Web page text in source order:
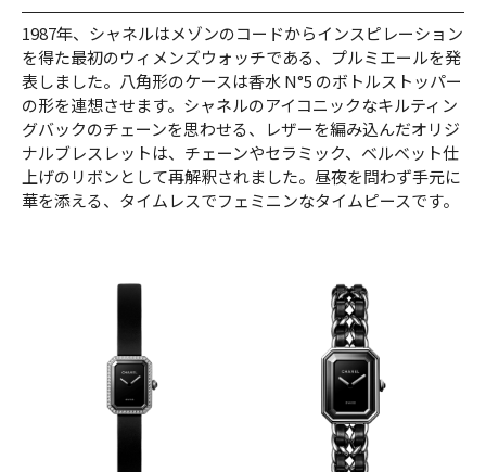
1987年、シャネルはメゾンのコードからインスピレーション
を得た最初のウィメンズウォッチである、プルミエールを発
表しました。八角形のケースは香水 N°5 のボトルストッパー
の形を連想させます。シャネルのアイコニックなキルティン
グバックのチェーンを思わせる、レザーを編み込んだオリジ
ナルブレスレットは、チェーンやセラミック、ベルベット仕
上げのリボンとして再解釈されました。昼夜を問わず手元に
華を添える、タイムレスでフェミニンなタイムピースです。